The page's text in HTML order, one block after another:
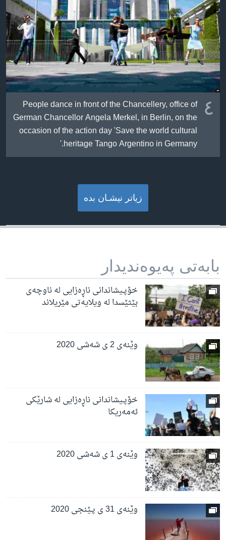
٤ People dance in front of the Chancellery, office of
German Chancellor Angela Merkel, in Berlin, on the
occasion of the action day 'Save the world cultural
heritage Tango Argentino in Germany.'
زیاتر نیشـان بده‌
بابه‌تی په‌یوه‌ندیدار
خۆپـیشاندانی ناڕەزایی لە ناوچەی
بێثێسدا لە ویلایەتی مێریلاند
وێنەی 2 ی شەشی 2020
خۆپـیشاندانی ناڕەزایی لە شارێکی
ئەمەریکا
وێنەی 1 ی شەشی 2020
وێنەی 31 ی پـێنجی 2020